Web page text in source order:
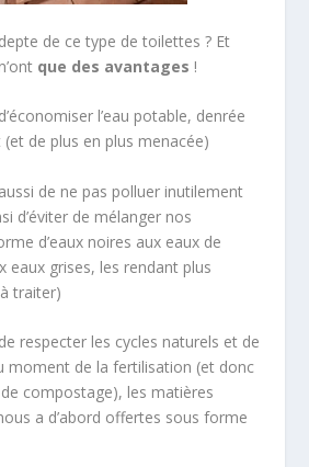
de ce type de toilettes ? Et
que des avantages !
l’eau potable, denrée
(et de plus en plus menacée)
de ne pas polluer inutilement
d’éviter de mélanger nos
d’eaux noires aux eaux de
eaux grises, les rendant plus
traiter)
respecter les cycles naturels et de
moment de la fertilisation (et donc
compostage), les matières
a d’abord offertes sous forme